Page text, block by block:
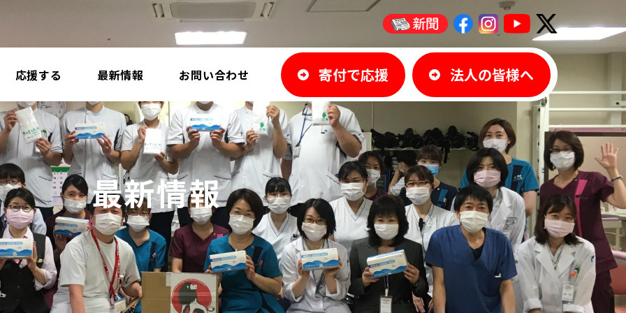
応援する 最新情報 お問い合わせ 寄付で応援 法人の皆様へ
最新情報